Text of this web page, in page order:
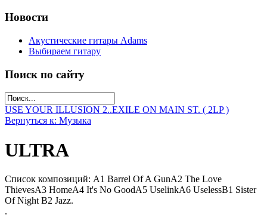
Новости
Акустические гитары Adams
Выбираем гитару
Поиск по сайту
USE YOUR ILLUSION 2..EXILE ON MAIN ST. ( 2LP )
Вернуться к: Музыка
ULTRA
Список композиций: A1 Barrel Of A GunA2 The Love
ThievesA3 HomeA4 It's No GoodA5 UselinkA6 UselessB1 Sister
Of Night B2 Jazz.
.